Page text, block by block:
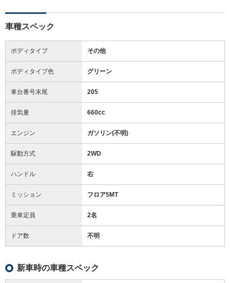
車種スペック
ボディタイプ その他
ボディタイプ色 グリーン
車台番号末尾 205
排気量 660cc
エンジン ガソリン(不明)
駆動方式 2WD
ハンドル 右
ミッション フロア5MT
乗車定員 2名
ドア数 不明
新車時の車種スペック